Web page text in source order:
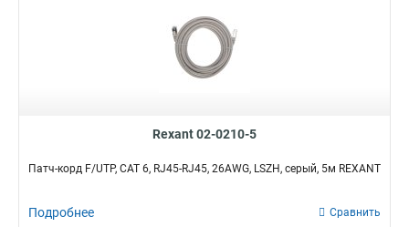
Rexant 02-0210-5
Патч-корд F/UTP, CAT 6, RJ45-RJ45, 26AWG, LSZH, серый, 5м REXANT
Подробнее Сравнить